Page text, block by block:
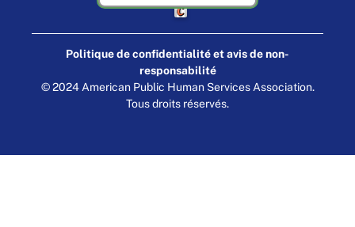
Fabriqué par Cornershop Creative
Politique de confidentialité et avis de non-
responsabilité
© 2024 American Public Human Services Association.
Tous droits réservés.